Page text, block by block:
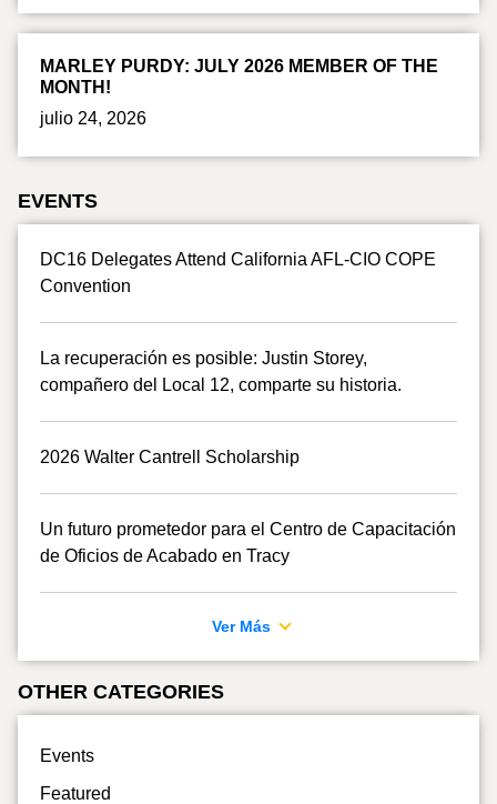
MARLEY PURDY: JULY 2026 MEMBER OF THE
MONTH!
julio 24, 2026
EVENTS
DC16 Delegates Attend California AFL-CIO COPE
Convention
La recuperación es posible: Justin Storey,
compañero del Local 12, comparte su historia.
2026 Walter Cantrell Scholarship
Un futuro prometedor para el Centro de Capacitación
de Oficios de Acabado en Tracy
Ver Más
OTHER CATEGORIES
Events
Featured